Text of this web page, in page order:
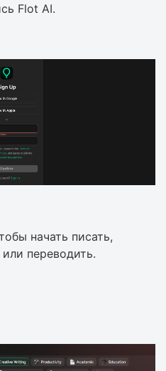
Flot AI.
начать писать,
переводить.